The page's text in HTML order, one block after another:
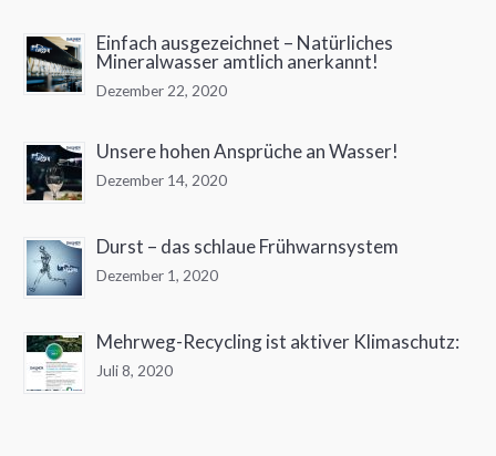
Einfach ausgezeichnet – Natürliches
Mineralwasser amtlich anerkannt!
Dezember 22, 2020
Unsere hohen Ansprüche an Wasser!
Dezember 14, 2020
Durst – das schlaue Frühwarnsystem
Dezember 1, 2020
Mehrweg-Recycling ist aktiver Klimaschutz:
Juli 8, 2020